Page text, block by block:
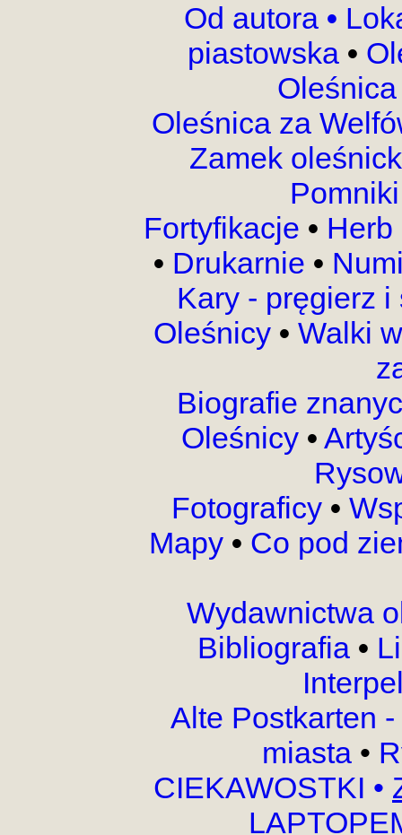
Od autora •
piastowska •
Oleśnica za
Zamek
Fortyfikacje •
• Drukarnie •
Kary - pręgierz
Oleśnicy • Walki
Biografie
Oleśnicy •
Fotograficy •
Mapy • Co pod
Wydawnictwa
Bibliografia •
Alte Postkarten
miasta •
CIEKAWOSTKI •